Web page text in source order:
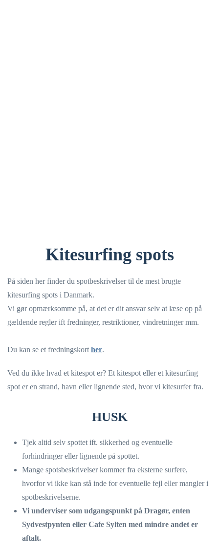
Kitesurfing spots
På siden her finder du spotbeskrivelser til de mest brugte
kitesurfing spots i Danmark.
Vi gør opmærksomme på, at det er dit ansvar selv at læse op på
gældende regler ift fredninger, restriktioner, vindretninger mm.
Du kan se et fredningskort her.
Ved du ikke hvad et kitespot er? Et kitespot eller et kitesurfing
spot er en strand, havn eller lignende sted, hvor vi kitesurfer fra.
HUSK
Tjek altid selv spottet ift. sikkerhed og eventuelle
forhindringer eller lignende på spottet.
Mange spotsbeskrivelser kommer fra eksterne surfere,
hvorfor vi ikke kan stå inde for eventuelle fejl eller mangler i
spotbeskrivelserne.
Vi underviser som udgangspunkt på Dragør, enten
Sydvestpynten eller Cafe Sylten med mindre andet er
aftalt.